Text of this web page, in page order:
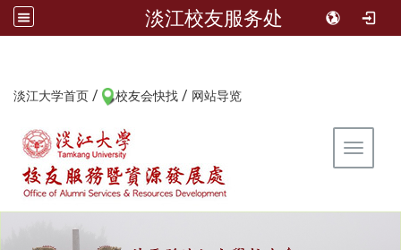
淡江校友服务处
淡江大学首页 / 校友会快找 / 网站导览
Toggle